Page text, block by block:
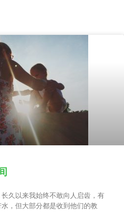
久以来我始终不敢向人启齿，有
，但大部分都是收到他们的教